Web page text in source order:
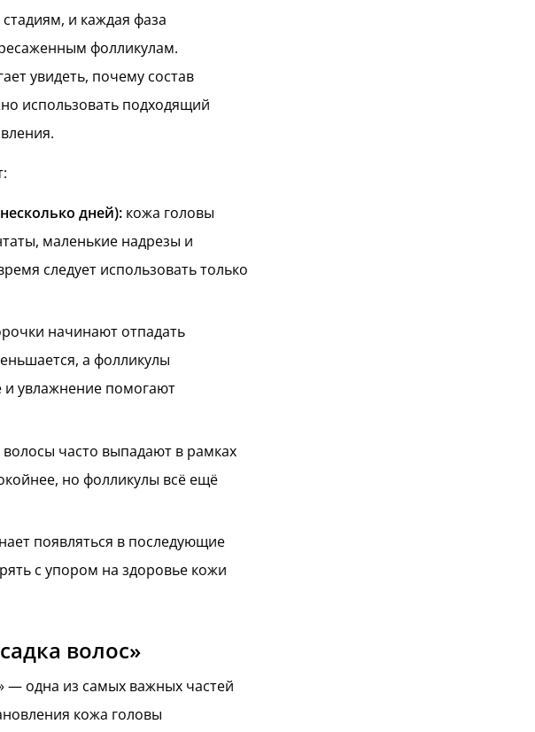
и каждая фаза
фолликулам.
увидеть, почему состав
использовать подходящий
дней): кожа головы
маленькие надрезы и
следует использовать только
начинают отпадать
а фолликулы
и увлажнение помогают
часто выпадают в рамках
но фолликулы всё ещё
появляться в последующие
с упором на здоровье кожи
волос»
— одна из самых важных частей
кожа головы